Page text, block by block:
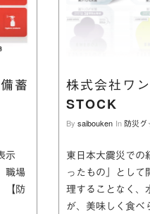
蓄
示
職場
【防
株式会社ワ
STOCK
By saibouken In 防災グ
東日本大震災での
ったもの」として
理することなく、
が、美味しく食べ